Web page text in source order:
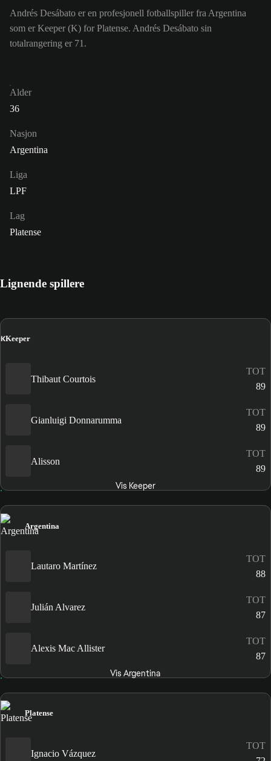
Andrés Desábato er en profesjonell fotballspiller fra Argentina
som er Keeper (K) for Platense. Andrés Desábato sin
totalrangering er 71.
Alder
36
Nasjon
Argentina
Liga
LPF
Lag
Platense
Lignende spillere
KKeeper
Thibaut Courtois
TOT
89
Gianluigi Donnarumma
TOT
89
Alisson
TOT
89
Vis Keeper
Argentina
Lautaro Martínez
TOT
88
Julián Alvarez
TOT
87
Alexis Mac Allister
TOT
87
Vis Argentina
Platense
Ignacio Vázquez
TOT